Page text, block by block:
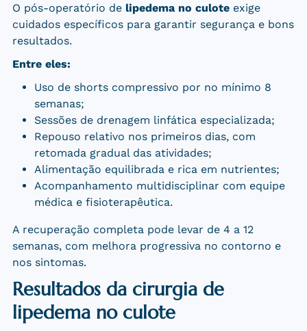
O pós-operatório de lipedema no culoteexige
cuidados específicos para garantir segurança e bons
resultados.
Entre eles:
Uso de shorts compressivo por no mínimo 8
semanas;
Sessões de drenagem linfática especializada;
Repouso relativo nos primeiros dias, com
retomada gradual das atividades;
Alimentação equilibrada e rica em nutrientes;
Acompanhamento multidisciplinar com equipe
médica e fisioterapêutica.
A recuperação completa pode levar de 4 a 12
semanas, com melhora progressiva no contorno e
nos sintomas.
Resultados da cirurgia de
lipedema no culote